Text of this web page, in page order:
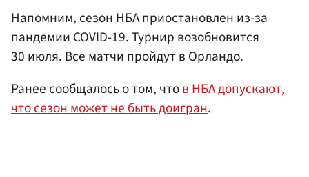
Напомним, сезон НБА приостановлен из-за
пандемии COVID-19. Турнир возобновится
30 июля. Все матчи пройдут в Орландо.
Ранее сообщалось о том, чтов НБА допускают,
что сезон может не быть доигран.